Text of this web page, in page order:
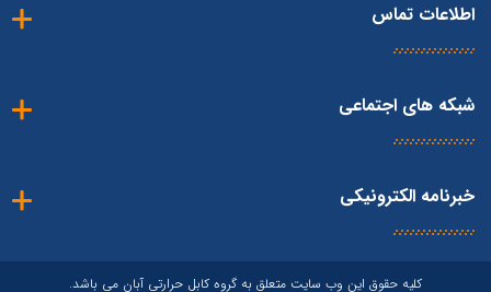
اطلاعات تماس
شبکه های اجتماعی
خبرنامه الکترونیکی
کلیه حقوق این وب سایت متعلق به گروه کابل حرارتی آبان می باشد.